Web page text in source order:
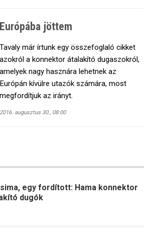
Európába jöttem
Tavaly már írtunk egy összefoglaló cikket
azokról a konnektor átalakító dugaszokról,
amelyek nagy hasznára lehetnek az
Európán kívülre utazók számára, most
megfordítjuk az irányt.
2016. augusztus 30., 08:00
sima, egy fordított: Hama konnektor
dugók